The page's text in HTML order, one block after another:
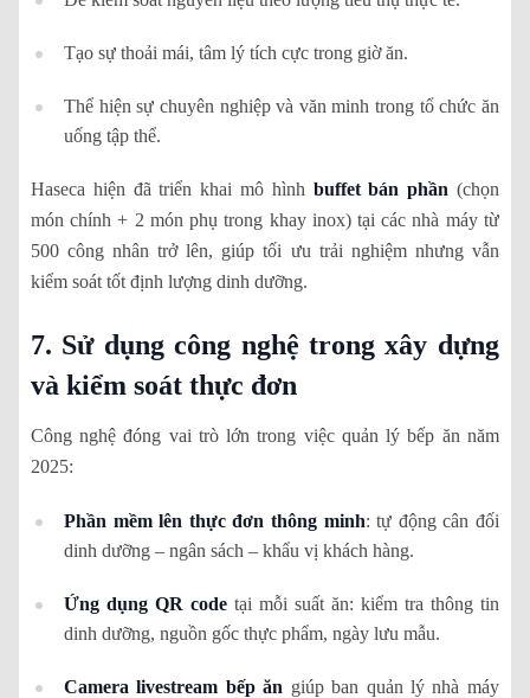
Tạo sự thoải mái, tâm lý tích cực trong giờ ăn.
Thể hiện sự chuyên nghiệp và văn minh trong tổ chức ăn
uống tập thể.
Haseca hiện đã triển khai mô hình buffet bán phần (chọn
món chính + 2 món phụ trong khay inox) tại các nhà máy từ
500 công nhân trở lên, giúp tối ưu trải nghiệm nhưng vẫn
kiểm soát tốt định lượng dinh dưỡng.
7. Sử dụng công nghệ trong xây dựng
và kiểm soát thực đơn
Công nghệ đóng vai trò lớn trong việc quản lý bếp ăn năm
2025:
Phần mềm lên thực đơn thông minh: tự động cân đối
dinh dưỡng – ngân sách – khẩu vị khách hàng.
Ứng dụng QR codetại mỗi suất ăn: kiểm tra thông tin
dinh dưỡng, nguồn gốc thực phẩm, ngày lưu mẫu.
Camera livestream bếp ăn giúp ban quản lý nhà máy